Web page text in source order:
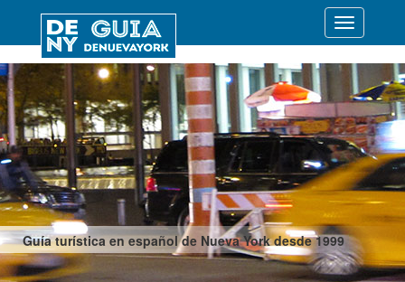
Guía turística en español de Nueva York desde 1999
Desplegar